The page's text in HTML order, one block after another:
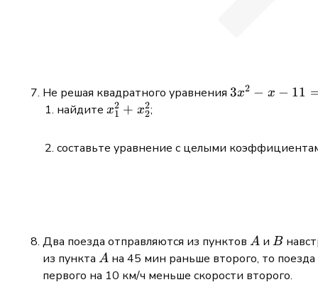
Не решая квадратного уравнения 3x^2
3x2 − x − 11
найдите x_1^2
x1
2 + x2
2;
составьте уравнение с целыми
Два поезда отправляются из пунктов A
A и B
B
из пункта A
A на 45 мин раньше второго, то
первого на 10 км/ч меньше скорости второго.